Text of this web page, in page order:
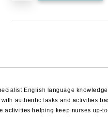
English language
authentic tasks and activities
helping keep nurses up-